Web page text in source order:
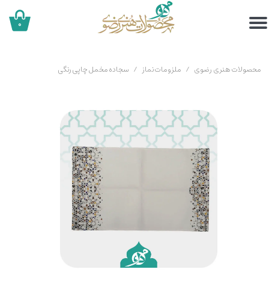
۰
محصولات هنری رضوی ملزومات نماز سجاده مخمل چاپی رنگی